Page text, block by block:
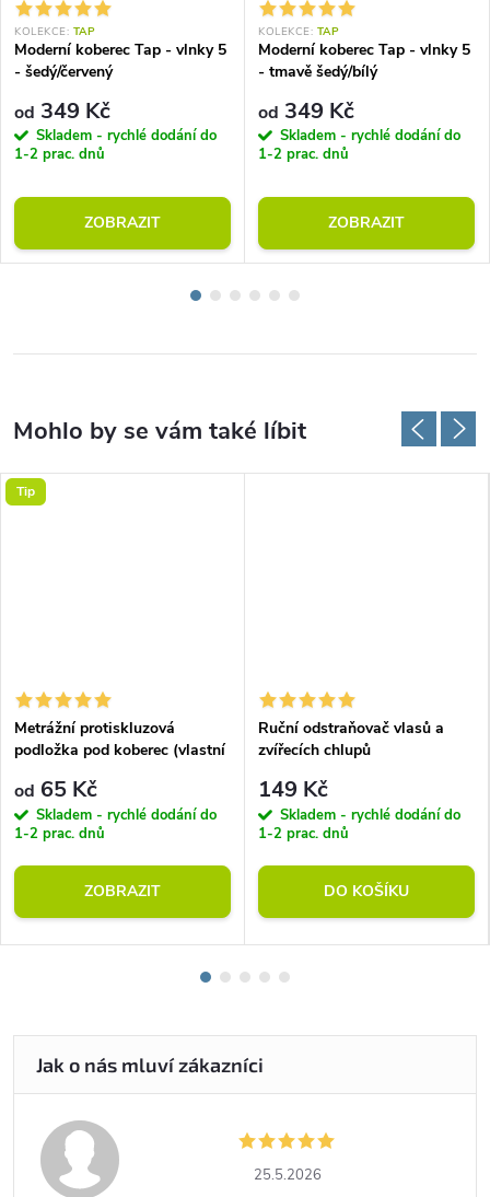
KOLEKCE: TAP
Moderní koberec Tap - vlnky 5
- šedý/červený
od 349 Kč
Skladem - rychlé dodání do
1-2 prac. dnů
ZOBRAZIT
KOLEKCE: TAP
Moderní koberec Tap - vlnky 5
- tmavě šedý/bílý
od 349 Kč
Skladem - rychlé dodání do
1-2 prac. dnů
ZOBRAZIT
Tip
Metrážní protiskluzová
podložka pod koberec (vlastní
od 65 Kč
Skladem - rychlé dodání do
1-2 prac. dnů
ZOBRAZIT
Ruční odstraňovač vlasů a
zvířecích chlupů
149 Kč
Skladem - rychlé dodání do
1-2 prac. dnů
DO KOŠÍKU
25.5.2026